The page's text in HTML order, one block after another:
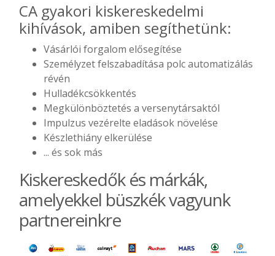
CA gyakori kiskereskedelmi
kihívások, amiben segíthetünk:
Vásárlói forgalom elősegítése
Személyzet felszabadítása polc automatizálás
révén
Hulladékcsökkentés
Megkülönböztetés a versenytársaktól
Impulzus vezérelte eladások növelése
Készlethiány elkerülése
... és sok más
Kiskereskedők és márkák,
amelyekkel büszkék vagyunk
partnereinkre